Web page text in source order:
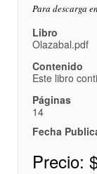
Para descarga
Libro
Olazabal.pdf
Contenido
Este libro
Páginas
14
Fecha
Precio: